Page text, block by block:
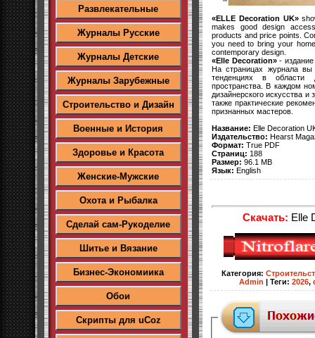
Развлекательные
Журналы Русские
Журналы Детские
Журналы Зарубежные
Строительство и Дизайн
Военные и История
Здоровье и Красота
Женские-Мужские
Охота и Рыбалка
Сделай сам-Рукоделие
Шитье и Вязание
Бизнес-Экономиика
Обои
Скрипты для uCoz
«ELLE Decoration UK»
makes good design
products and price points.
you need to bring your
contemporary design.
«Elle Decoration»- издание
На страницах журнала
тенденциях в области
пространства. В каждом
дизайнерского искусства
также практические
признанных мастеров.
Название: Elle Decoration
Издательство: Hearst
Формат: True PDF
Страниц: 188
Размер: 96.1 MB
Язык: English
Скачать: Elle
Категория:
Admin
Теги: 2026,